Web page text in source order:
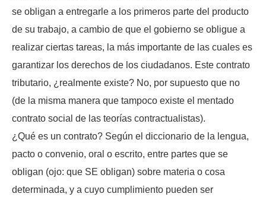
se obligan a entregarle a los primeros parte del producto
de su trabajo, a cambio de que el gobierno se obligue a
realizar ciertas tareas, la más importante de las cuales es
garantizar los derechos de los ciudadanos. Este contrato
tributario, ¿realmente existe? No, por supuesto que no
(de la misma manera que tampoco existe el mentado
contrato social de las teorías contractualistas).
¿Qué es un contrato? Según el diccionario de la lengua,
pacto o convenio, oral o escrito, entre partes que se
obligan (ojo: que SE obligan) sobre materia o cosa
determinada, y a cuyo cumplimiento pueden ser